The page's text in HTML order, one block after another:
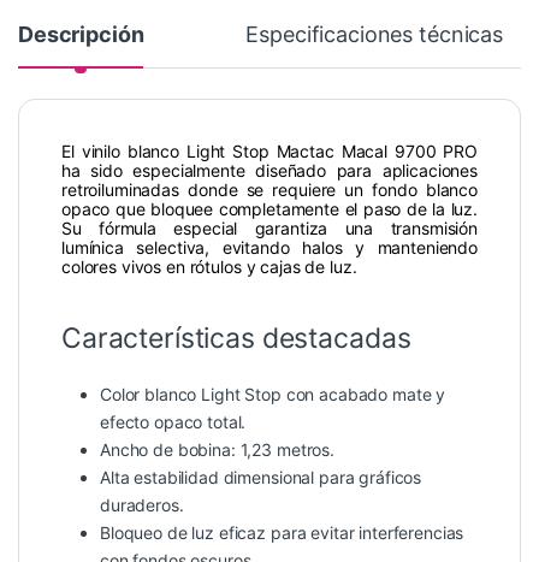
Descripción Especificaciones técnicas
El vinilo blanco Light Stop Mactac Macal 9700 PRO
ha sido especialmente diseñado para aplicaciones
retroiluminadas donde se requiere un fondo blanco
opaco que bloquee completamente el paso de la luz.
Su fórmula especial garantiza una transmisión
lumínica selectiva, evitando halos y manteniendo
colores vivos en rótulos y cajas de luz.
Características destacadas
Color blanco Light Stop con acabado mate y
efecto opaco total.
Ancho de bobina: 1,23 metros.
Alta estabilidad dimensional para gráficos
duraderos.
Bloqueo de luz eficaz para evitar interferencias